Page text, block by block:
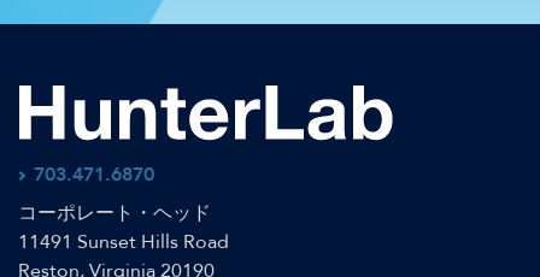
703.471.6870
コーポレート・ヘッド
11491 Sunset Hills Road
Reston, Virginia 20190